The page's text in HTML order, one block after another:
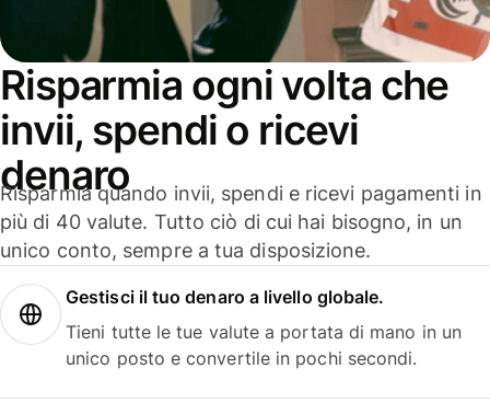
Risparmia ogni volta che
invii, spendi o ricevi
denaro
Risparmia quando invii, spendi e ricevi pagamenti in
più di 40 valute. Tutto ciò di cui hai bisogno, in un
unico conto, sempre a tua disposizione.
Gestisci il tuo denaro a livello globale.
Tieni tutte le tue valute a portata di mano in un
unico posto e convertile in pochi secondi.